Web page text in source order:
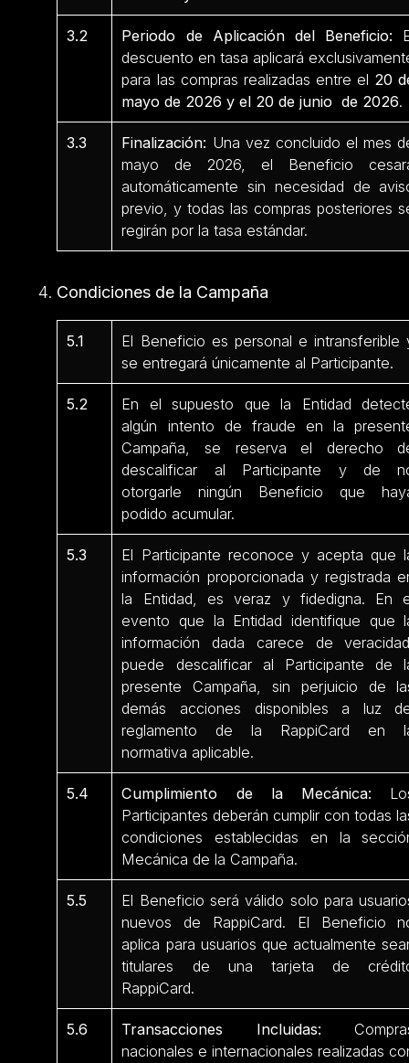
3.2 Periodo de Aplicación del Beneficio:
descuento en tasa aplicará
para las compras realizadas entre el 20
mayo de 2026 y el 20 de junio de 2026.
3.3 Finalización: Una vez concluido el mes
mayo de 2026, el Beneficio
automáticamente sin necesidad de
previo, y todas las compras posteriores
regirán por la tasa estándar.
Condiciones de la Campaña
5.1
El Beneficio es personal e intransferible
se entregará únicamente al Participante.
5.2
En el supuesto que la Entidad
algún intento de fraude en la
Campaña, se reserva el derecho
descalificar al Participante y de
otorgarle ningún Beneficio que
podido acumular.
5.3
El Participante reconoce y acepta que
información proporcionada y registrada
la Entidad, es veraz y fidedigna. En
evento que la Entidad identifique que
información dada carece de
puede descalificar al Participante de
presente Campaña, sin perjuicio de
demás acciones disponibles a luz
reglamento de la RappiCard en
normativa aplicable.
5.4 Cumplimiento de la Mecánica:
Participantes deberán cumplir con todas
condiciones establecidas en la
Mecánica de la Campaña.
5.5
El Beneficio será válido solo para
nuevos de RappiCard. El Beneficio
aplica para usuarios que actualmente
titulares de una tarjeta de
RappiCard.
5.6 Transacciones Incluidas:
nacionales e internacionales realizadas